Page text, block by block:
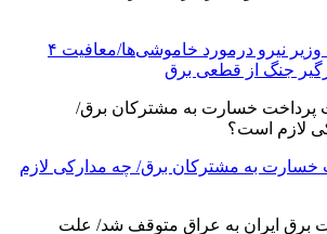
آخرین اظهارات وزیر نیرو درمورد خاموشی‌ها/معافیت ۴
جنگ از قطعی برق
خسارت به مشترکان برق/ چه مدارکی لازم